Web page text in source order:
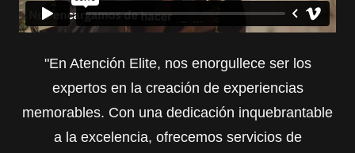
"En Atención Elite, nos enorgullece ser los
expertos en la creación de experiencias
memorables. Con una dedicación inquebrantable
a la excelencia, ofrecemos servicios de